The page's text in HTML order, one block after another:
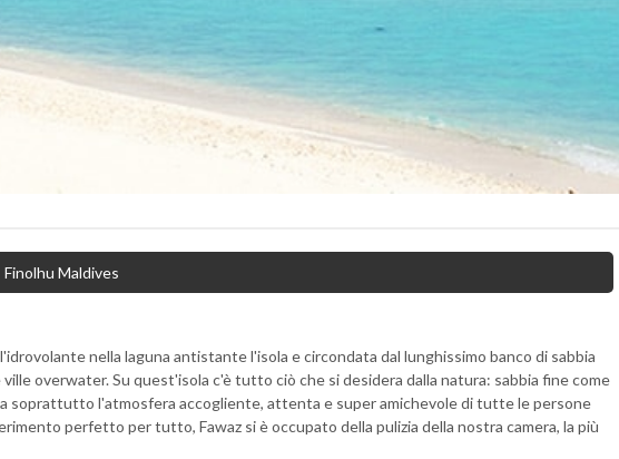
Finolhu Maldives
nella laguna antistante l'isola e circondata dal lunghissimo banco di sabbia
overwater. Su quest'isola c'è tutto ciò che si desidera dalla natura: sabbia fine come
soprattutto l'atmosfera accogliente, attenta e super amichevole di tutte le persone
perfetto per tutto, Fawaz si è occupato della pulizia della nostra camera, la più